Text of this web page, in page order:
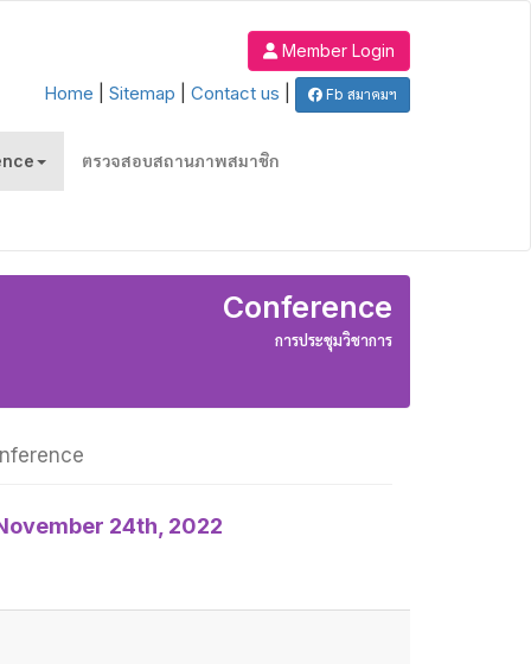
Member Login
Home Sitemap Contact us Fb สมาคมฯ
ตรวจสอบสถานภาพสมาชิก
Conference
การประชุมวิชาการ
November 24th, 2022